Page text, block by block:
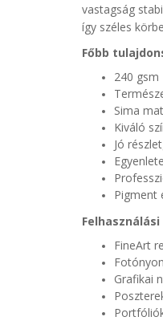
vastagság
így széles
Főbb
240 gsm
Sima
Kiváló
Jó
Pigment
FineArt
Grafikai